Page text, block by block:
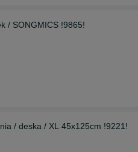
/ SONGMICS !9865!
/ deska / XL 45x125cm !9221!